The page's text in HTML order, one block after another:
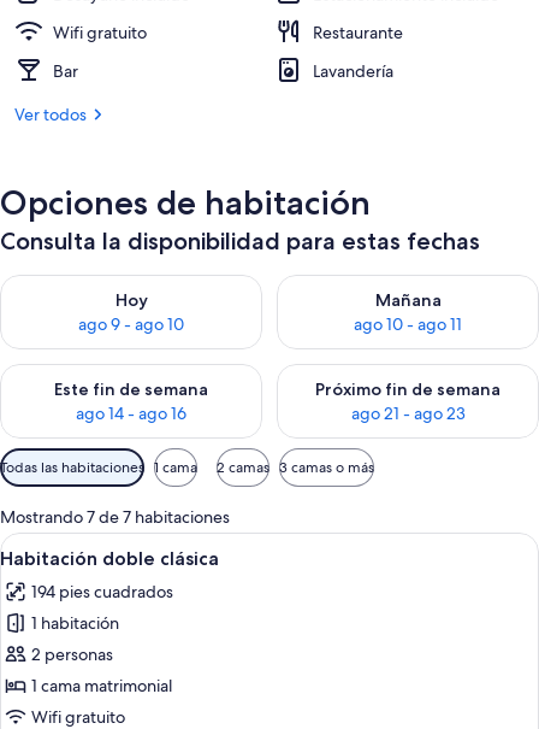
Terraza o patio
Wifi gratuito
Restaurante
Bar
Lavandería
Ver todos
Opciones de habitación
Consulta la disponibilidad para estas fechas
Hoy
ago 9 - ago 10
Consulta la disponibilidad para hoy ago 9 - ago 10
Mañana
ago 10 - ago 11
Consulta la disponibilidad
Este fin de semana
ago 14 - ago 16
Consulta la disponibilidad para este fin de semana ago 14 -
Próximo fin de semana
ago 21 - ago 23
Consulta la disponibilidad
Filtros
disponibles
para
las
habitaciones
Todas las habitaciones 1 cama 2 camas 3 camas o más
Mostrando 7 de 7 habitaciones
Abrir
todas
las
fotos
de
Habitación
doble
Habitación de hotel con una cama
3
Habitación doble clásica
194 pies cuadrados
1 habitación
2 personas
1 cama matrimonial
Wifi gratuito